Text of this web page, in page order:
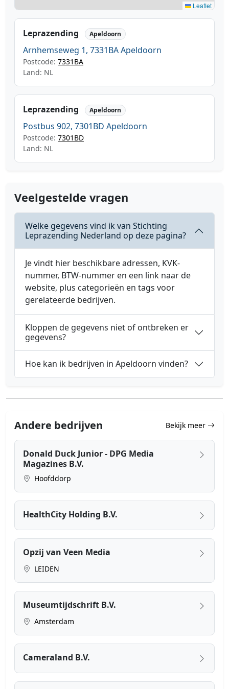
Leaflet
Leprazending Apeldoorn
Arnhemseweg 1, 7331BA Apeldoorn
Postcode: 7331BA
Land: NL
Leprazending Apeldoorn
Postbus 902, 7301BD Apeldoorn
Postcode: 7301BD
Land: NL
Veelgestelde vragen
Welke gegevens vind ik van Stichting
Leprazending Nederland op deze pagina?
Je vindt hier beschikbare adressen, KVK-
nummer, BTW-nummer en een link naar de
website, plus categorieën en tags voor
gerelateerde bedrijven.
Kloppen de gegevens niet of ontbreken er
gegevens?
Hoe kan ik bedrijven in Apeldoorn vinden?
Andere bedrijven Bekijk meer
Donald Duck Junior - DPG Media
Magazines B.V.
Hoofddorp
HealthCity Holding B.V.
Opzij van Veen Media
LEIDEN
Museumtijdschrift B.V.
Amsterdam
Cameraland B.V.